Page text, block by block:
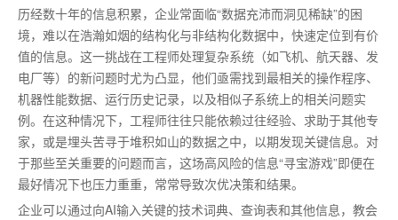
历经数十年的信息积累，企业常面临“数据充沛而洞见稀缺”的困
境，难以在浩瀚如烟的结构化与非结构化数据中，快速定位到有价
值的信息。这一挑战在工程师处理复杂系统（如飞机、航天器、发
电厂等）的新问题时尤为凸显，他们亟需找到最相关的操作程序、
机器性能数据、运行历史记录，以及相似子系统上的相关问题实
例。在这种情况下，工程师往往只能依赖过往经验、求助于其他专
家，或是埋头苦寻于堆积如山的数据之中，以期发现关键信息。对
于那些至关重要的问题而言，这场高风险的信息“寻宝游戏”即便在
最好情况下也压力重重，常常导致次优决策和结果。
企业可以通过向AI输入关键的技术词典、查询表和其他信息，教会